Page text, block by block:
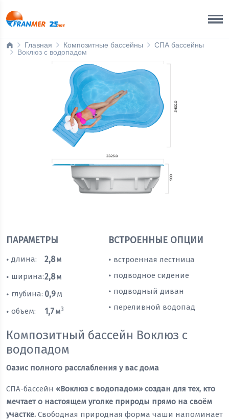
Главная Композитные бассейны
СПА бассейны
Вoклюз с водопадом
ПАРАМЕТРЫ
• длина: 2,8м
• ширина:2,8м
• глубина: 0,9м
• объем: 1,7м3
ВСТРОЕННЫЕ ОПЦИИ
• встроенная лестница
• подводное сидение
• подводный диван
• переливной водопад
Композитный бассейн Вoклюз с
водопадом
Оазис полного расслабления у вас дома
СПА-бассейн «Воклюз с водопадом» создан для тех, кто
мечтает о настоящем уголке природы прямо на своём
участке. Свободная природная форма чаши напоминает